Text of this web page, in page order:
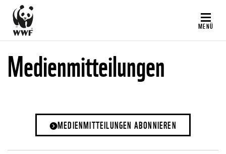
Direkt
zum
Inhalt
MENÜ
Medienmitteilungen
MEDIENMITTEILUNGEN ABONNIEREN